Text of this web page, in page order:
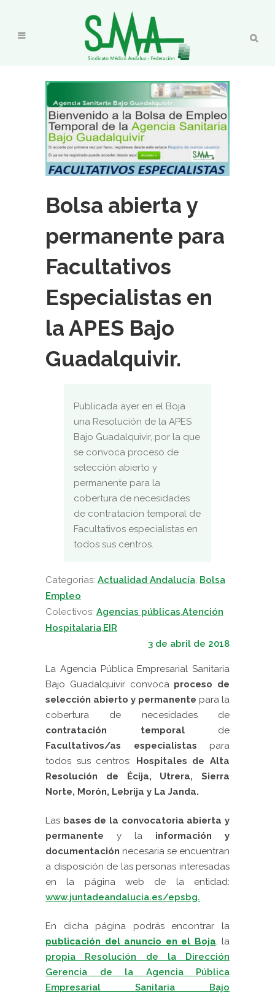
Bolsa abierta y
permanente para
Facultativos
Especialistas en
la APES Bajo
Guadalquivir.
Publicada ayer en el Boja
una Resolución de la APES
Bajo Guadalquivir, por la que
se convoca proceso de
selección abierto y
permanente para la
cobertura de necesidades
de contratación temporal de
Facultativos especialistas en
todos sus centros.
Categorias: Actualidad Andalucía, Bolsa
Empleo
Colectivos: Agencias públicas,Atención
Hospitalaria,EIR
3 de abril de 2018
La Agencia Pública Empresarial Sanitaria
Bajo Guadalquivir convoca proceso de
selección abierto y permanente para la
cobertura de necesidades de
contratación temporalde
Facultativos/as especialistas para
todos sus centros: Hospitales de Alta
Resolución de Écija, Utrera, Sierra
Norte, Morón, Lebrija y La Janda.
Las bases de la convocatoria abierta y
permanente y la información y
documentación necesaria se encuentran
a disposición de las personas interesadas
en la página web de la entidad:
www.juntadeandalucia.es/epsbg.
En dicha página podrás encontrar la
publicación del anuncio en el Boja, la
propia Resolución de la Dirección
Gerencia de la Agencia Pública
Empresarial Sanitaria Bajo